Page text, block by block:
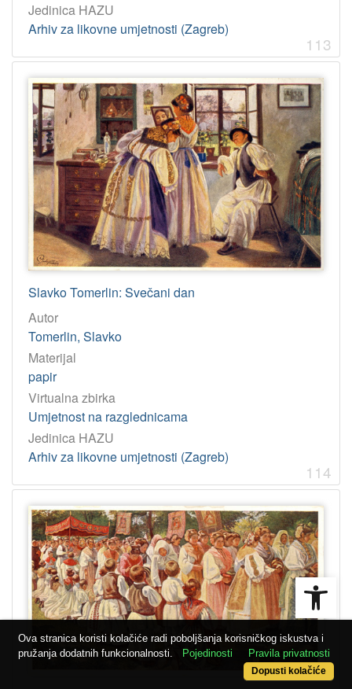
Jedinica HAZU
Arhiv za likovne umjetnosti (Zagreb)
113
Slavko Tomerlin: Svečani dan
Autor
Tomerlin, Slavko
Materijal
papir
Virtualna zbirka
Umjetnost na razglednicama
Jedinica HAZU
Arhiv za likovne umjetnosti (Zagreb)
114
Ova stranica koristi kolačiće radi poboljšanja korisničkog iskustva i
pružanja dodatnih funkcionalnosti.
Pojedinosti Pravila privatnosti
Dopusti kolačiće